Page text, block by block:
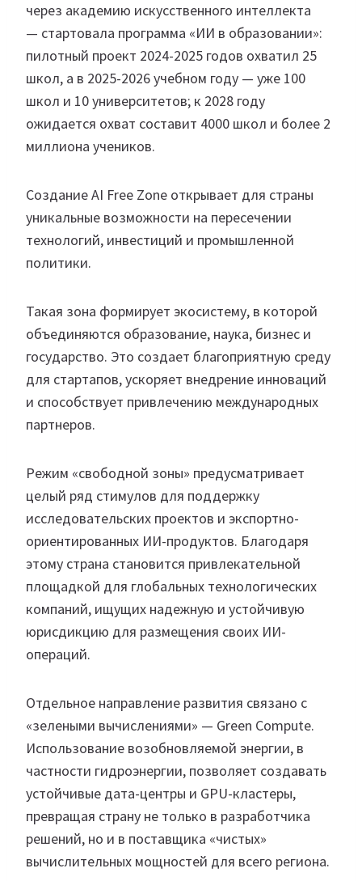
через академию искусственного интеллекта
— стартовала программа «ИИ в образовании»:
пилотный проект 2024-2025 годов охватил 25
школ, а в 2025-2026 учебном году — уже 100
школ и 10 университетов; к 2028 году
ожидается охват составит 4000 школ и более 2
миллиона учеников.
Создание AI Free Zone открывает для страны
уникальные возможности на пересечении
технологий, инвестиций и промышленной
политики.
Такая зона формирует экосистему, в которой
объединяются образование, наука, бизнес и
государство. Это создает благоприятную среду
для стартапов, ускоряет внедрение инноваций
и способствует привлечению международных
партнеров.
Режим «свободной зоны» предусматривает
целый ряд стимулов для поддержку
исследовательских проектов и экспортно-
ориентированных ИИ-продуктов. Благодаря
этому страна становится привлекательной
площадкой для глобальных технологических
компаний, ищущих надежную и устойчивую
юрисдикцию для размещения своих ИИ-
операций.
Отдельное направление развития связано с
«зелеными вычислениями» — Green Compute.
Использование возобновляемой энергии, в
частности гидроэнергии, позволяет создавать
устойчивые дата-центры и GPU-кластеры,
превращая страну не только в разработчика
решений, но и в поставщика «чистых»
вычислительных мощностей для всего региона.